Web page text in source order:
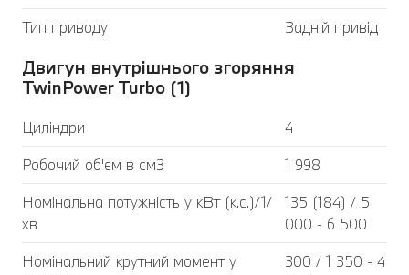
Тип приводу
Задній привід
Двигун внутрішнього згоряння
TwinPower Turbo (1)
Циліндри
4
Робочий об'єм в см3
1 998
Номінальна потужність у кВт (к.с.)/1/
хв
135 (184) / 5
000 - 6 500
Номінальний крутний момент у
300 / 1 350 - 4